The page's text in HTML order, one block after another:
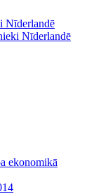
Nīderlandē
Nīderlandē
ekonomikā